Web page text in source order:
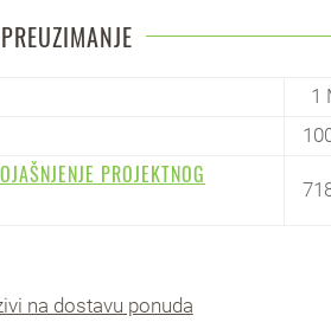
1
PROJEKTNOG
na dostavu ponuda